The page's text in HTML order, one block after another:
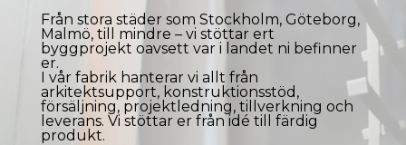
Från stora städer som Stockholm, Göteborg,
Malmö, till mindre – vi stöttar ert
byggprojekt oavsett var i landet ni befinner
er.
I vår fabrik hanterar vi allt från
arkitektsupport, konstruktionsstöd,
försäljning, projektledning, tillverkning och
leverans. Vi stöttar er från idé till färdig
produkt.